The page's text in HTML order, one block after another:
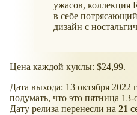
ужасов, коллекция
в себе
дизайн с
Цена каждой куклы: $24,99.
Дата выхода: 13 октября
подумать, что это пятница 13-
Дату релиза перенесли на 21